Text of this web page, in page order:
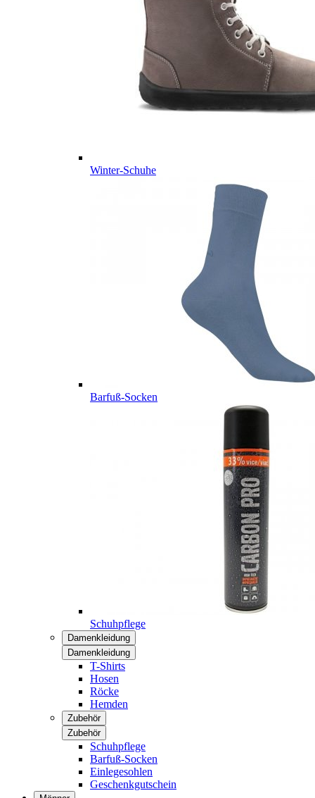
Winter-Schuhe
Barfuß-Socken
Schuhpflege
Damenkleidung
Damenkleidung
T-Shirts
Hosen
Röcke
Hemden
Zubehör
Zubehör
Schuhpflege
Barfuß-Socken
Einlegesohlen
Geschenkgutschein